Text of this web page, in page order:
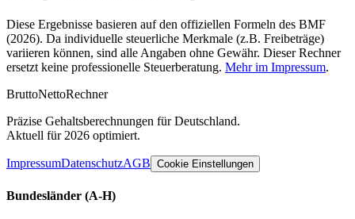
Diese Ergebnisse basieren auf den offiziellen Formeln des BMF
(2026). Da individuelle steuerliche Merkmale (z.B. Freibeträge)
variieren können, sind alle Angaben ohne Gewähr. Dieser Rechner
ersetzt keine professionelle Steuerberatung. Mehr im Impressum.
BruttoNettoRechner
Präzise Gehaltsberechnungen für Deutschland.
Aktuell für 2026 optimiert.
ImpressumDatenschutzAGB Cookie Einstellungen
Bundesländer (A-H)